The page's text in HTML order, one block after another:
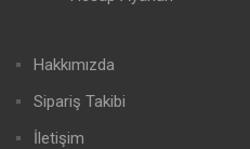
Hakkımızda
Sipariş Takibi
İletişim